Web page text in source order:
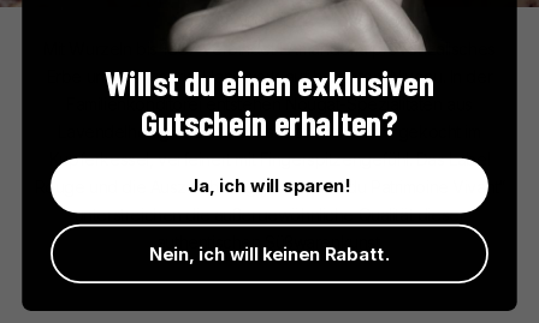
L’Amandoria
Mit Wurzeln bis 1887 verbindet L’Amandoria provenzalisches
Erbe und Confiserie-Handwerk auf höchstem Niveau. In der
Lavendelhonig und französischen Mandeln – gekocht im
Kupferkessel, verfeinert mit Fingerspitzengefühl. Das Label
Rouge und die Auszeichnung „Entreprise du Patrimoine Vivant“
unterstreichen die außergewöhnliche Qualität dieser
authentischen Süßwarenkunst.
Willst du einen exklusiven
Gutschein erhalten?
Ja, ich will sparen!
Nein, ich will keinen Rabatt.